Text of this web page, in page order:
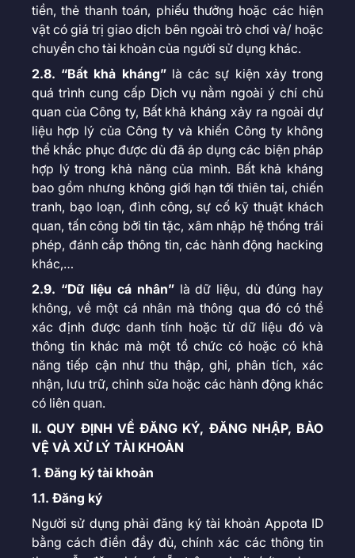
tiền, thẻ thanh toán, phiếu thưởng hoặc các hiện
vật có giá trị giao dịch bên ngoài trò chơi và/ hoặc
chuyển cho tài khoản của người sử dụng khác.
2.8. “Bất khả kháng”là các sự kiện xảy trong
quá trình cung cấp Dịch vụ nằm ngoài ý chí chủ
quan của Công ty, Bất khả kháng xảy ra ngoài dự
liệu hợp lý của Công ty và khiến Công ty không
thể khắc phục được dù đã áp dụng các biện pháp
hợp lý trong khả năng của mình. Bất khả kháng
bao gồm nhưng không giới hạn tới thiên tai, chiến
tranh, bạo loạn, đình công, sự cố kỹ thuật khách
quan, tấn công bởi tin tặc, xâm nhập hệ thống trái
phép, đánh cắp thông tin, các hành động hacking
khác,…
2.9. “Dữ liệu cá nhân”là dữ liệu, dù đúng hay
không, về một cá nhân mà thông qua đó có thể
xác định được danh tính hoặc từ dữ liệu đó và
thông tin khác mà một tổ chức có hoặc có khả
năng tiếp cận như thu thập, ghi, phân tích, xác
nhận, lưu trữ, chỉnh sửa hoặc các hành động khác
có liên quan.
II. QUY ĐỊNH VỀ ĐĂNG KÝ, ĐĂNG NHẬP, BẢO
VỆ VÀ XỬ LÝ TÀI KHOẢN
1. Đăng ký tài khoản
1.1. Đăng ký
Người sử dụng phải đăng ký tài khoản Appota ID
bằng cách điền đầy đủ, chính xác các thông tin